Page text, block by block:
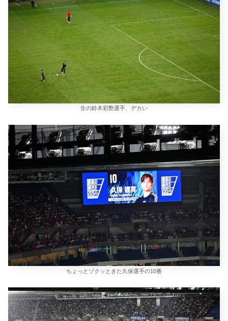
生の鈴木彩艶選手、デカい
ちょっとゾクッときた久保選手の10番